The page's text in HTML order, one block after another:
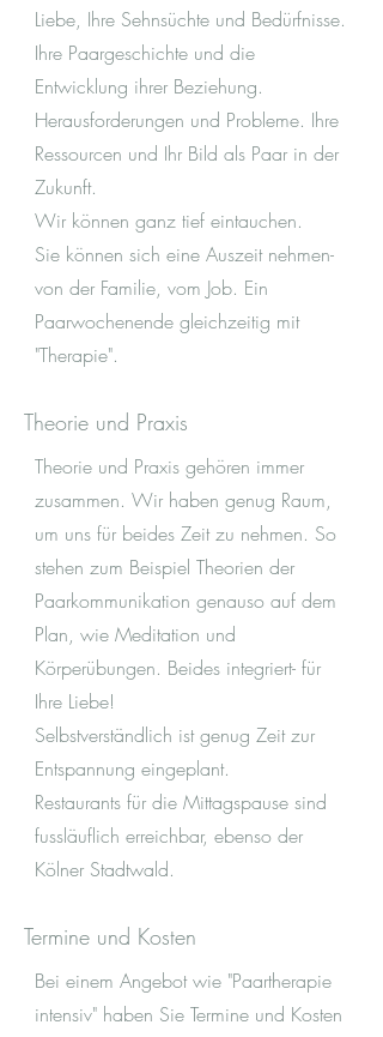
Liebe, Ihre Sehnsüchte und Bedürfnisse.
Ihre Paargeschichte und die
Entwicklung ihrer Beziehung.
Herausforderungen und Probleme. Ihre
Ressourcen und Ihr Bild als Paar in der
Zukunft.
Wir können ganz tief eintauchen.
Sie können sich eine Auszeit nehmen-
von der Familie, vom Job. Ein
Paarwochenende gleichzeitig mit
"Therapie".
Theorie und Praxis
Theorie und Praxis gehören immer
zusammen. Wir haben genug Raum,
um uns für beides Zeit zu nehmen. So
stehen zum Beispiel Theorien der
Paarkommunikation genauso auf dem
Plan, wie Meditation und
Körperübungen. Beides integriert- für
Ihre Liebe!
Selbstverständlich ist genug Zeit zur
Entspannung eingeplant.
Restaurants für die Mittagspause sind
fussläuflich erreichbar, ebenso der
Kölner Stadtwald.
Termine und Kosten
Bei einem Angebot wie "Paartherapie
intensiv" haben Sie Termine und Kosten